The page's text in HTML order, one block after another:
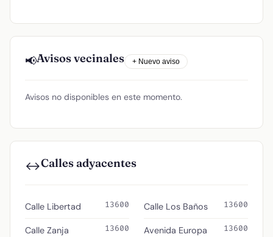
📢Avisos vecinales + Nuevo aviso
Avisos no disponibles en este momento.
↔️Calles adyacentes
Calle Libertad 13600
Calle Zanja 13600
Calle Los Baños 13600
Avenida Europa 13600